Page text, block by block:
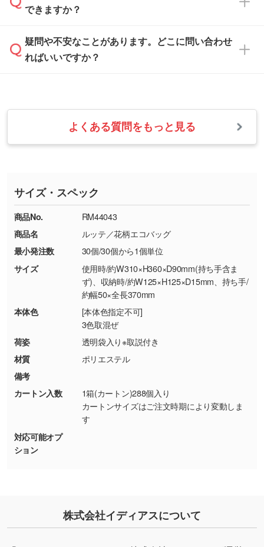
などを、印刷に適したベクターデータに変換し
・フルカラーデータを1色に変換してほしい
・1色印刷でグラデーションや濃淡を表現した
い
す。→詳しく見る
・コーポレートカラーを使って印刷したい／印
刷色にこだわりがある
DIC・PANTONEなどのカラーチップの指定や、
現物支給による色指定も承っております。→詳
・背景がある画像からキャラクター部分だけを
使いたいです
シンプルな背景のデータや、使いたいキャラク
ター部分の輪郭がはっきりしているデータは切
・持っているデータの背景が足りない／塗り足
しの作り方が分からない
印刷したいデータが印刷範囲よりも小さい場
合、シンプルな色・柄の背景であれば拡張が可
能です。→
URLをご指定いただければ、QRコードを生成
いたします。配置のご相談にも応じています。
白色か淡い色の印刷色をおすすめしておりま
す。
本体色がナチュラルなど淡色の場合、印刷をく
っきりと目立たせたいときは濃い印刷色が、柔
らかい雰囲気にしたいときは淡い印刷色が映え
また、お選びいただいた印刷色が本体色に合わ
ない場合や仕上がりに影響しそうな場合は、ス
タッフから別の色をご案内することもございま
休みとなります。注文・見積・お問い合わせ
速やかに対応いたします。
できますか？
お手数をお掛けいたしますが、至急担当スタッ
フまでご連絡ください。商品の状況を確認し、
・お届け時に商品が損傷・故障している場合
・ご注文と異なる商品が届いた場合
・印刷不良があった場合
※詳しくは「商品の良品基準について
ください。
【返品・交換ができない場合】
・お客様の元で商品を加工された場合、または
商品が破損した場合
・商品到着後7日以上経過している場合
・お客様のご都合による返品・交換依頼(商
品・色・数量などの注文間違い等)
疑問や不安なことがあります。どこに問い合わせ
ればいいですか？
業日以内に担当スタッフよりメールにてご連絡
いたします。
お急ぎの場合はお電話でのご質問も受け付けて
TEL：0422-29-9911 営業時間10:00～
18:00(土日祝日除く)
お問い合わせフォームはこちら
よくある質問をもっと見る
サイズ・スペック
商品No.
RM44043
商品名
ルッテ／花柄エコバッグ
最小発注数
30個/30個から1個単位
サイズ
使用時/約W310×H360×D90mm(持ち手含ま
ず)、収納時/約W125×H125×D15mm、持ち手/
約幅50×全長370mm
本体色
[本体色指定不可]
3色取混ぜ
荷姿
透明袋入り※取説付き
材質
ポリエステル
備考
カートン入数
1箱(カートン)288個入り
カートンサイズはご注文時期により変動しま
す
対応可能オプ
ション
株式会社イディアスについて